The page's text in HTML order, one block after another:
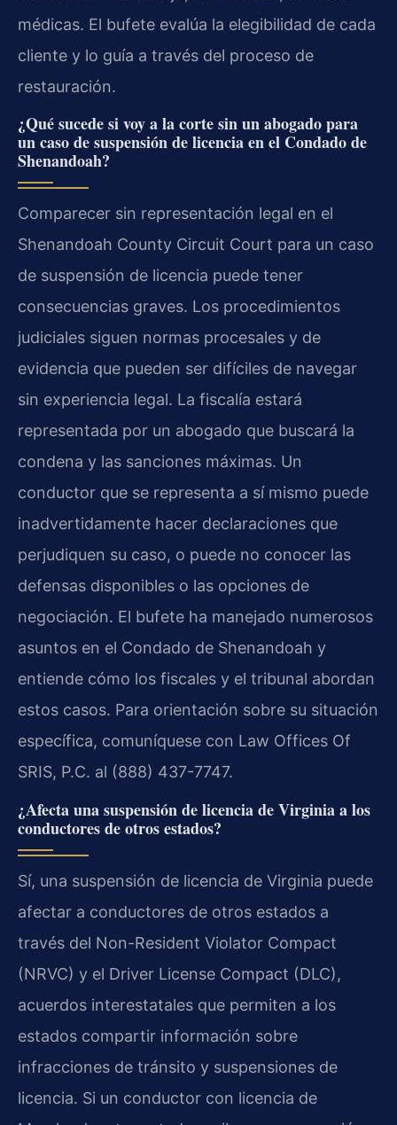
médicas. El bufete evalúa la elegibilidad de cada
cliente y lo guía a través del proceso de
restauración.
¿Qué sucede si voy a la corte sin un abogado para
un caso de suspensión de licencia en el Condado de
Shenandoah?
Comparecer sin representación legal en el
Shenandoah County Circuit Court para un caso
de suspensión de licencia puede tener
consecuencias graves. Los procedimientos
judiciales siguen normas procesales y de
evidencia que pueden ser difíciles de navegar
sin experiencia legal. La fiscalía estará
representada por un abogado que buscará la
condena y las sanciones máximas. Un
conductor que se representa a sí mismo puede
inadvertidamente hacer declaraciones que
perjudiquen su caso, o puede no conocer las
defensas disponibles o las opciones de
negociación. El bufete ha manejado numerosos
asuntos en el Condado de Shenandoah y
entiende cómo los fiscales y el tribunal abordan
estos casos. Para orientación sobre su situación
específica, comuníquese con Law Offices Of
SRIS, P.C. al (888) 437-7747.
¿Afecta una suspensión de licencia de Virginia a los
conductores de otros estados?
Sí, una suspensión de licencia de Virginia puede
afectar a conductores de otros estados a
través del Non-Resident Violator Compact
(NRVC) y el Driver License Compact (DLC),
acuerdos interestatales que permiten a los
estados compartir información sobre
infracciones de tránsito y suspensiones de
licencia. Si un conductor con licencia de